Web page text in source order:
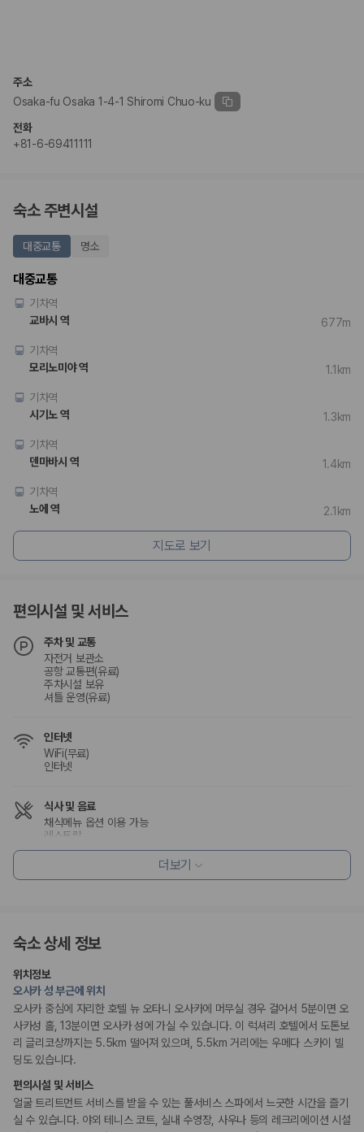
수준을 선택할 수 있습니다.
3. 제주공항 접근성과 셔틀 조건을 함께 확인하세요
제주 렌트카는 차량 인수 위치와 셔틀 편의성에 따라 실제 이용 만족도가
제주도 렌트카 차종별 가격비교
경차·소형차
혼자 또는 2인 여행에 적합하며 제주 렌트카 최저가를 찾는 사용자
가 가장 먼저 비교하는 차종입니다.
준중형·중형차
커플·친구 여행에서 많이 선택되며 가격과 승차감의 균형이 좋은 차
종입니다.
가족 여행, 짐이 많은 여행, 장거리 이동에 적합하며 보험 조건과 차
량 연식을 함께 비교하는 것이 좋습니다.
단체 여행이나 4인 이상 가족 여행에 적합하며 인원수, 짐 공간, 보
험 조건을 함께 확인해야 합니다.
제주렌트카 보험까지 비교해야 진짜 가격비교입
니다
동일한 차량이라도 보험 조건에 따라 실제 부담 금액이 달라질 수 있습니
건을 함께 확인할 수 있도록 돕습니다.
슈퍼자차:더 높은 보장 조건을 원하는 사용자에게 적합합니다.
2000만 고객이 선택한 렌트카 가격비교 플랫폼
카모아는 제주렌트카부터 국내·해외 렌트카까지 비교할 수 있는 렌트카 가
격비교 플랫폼입니다.
누적 이용 고객수
20,871,562
사용자 리뷰
175,206
67,123대
전국 렌트카 지점
1,829개
제주렌트카 가격비교 자주 묻는 질문
보험 조건, 예약 가능 차량을 한 번에 비교할 수 있습니다.
Q. 제주 렌트카 최저가는 무엇을 기준으로 비교해야 하나요?
Q. 제주공항 근처 렌트카도 비교할 수 있나요?
Q. 제주 렌트카 가격비교 시 보험도 함께 비교할 수 있나요?
Q. 가족 여행에는 어떤 제주 렌트카를 비교해야 하나요?
제주렌트카 가격비교 주요 링크
제주 렌트카 예약
국내 렌트카 가격비교
해외 렌트카 가격비교
주소
Osaka-fu Osaka 1-4-1 Shiromi Chuo-ku
전화
+81-6-69411111
숙소 주변시설
대중교통 명소
대중교통
기차역
교바시 역
677m
기차역
모리노미야 역
1.1km
기차역
시기노 역
1.3km
기차역
덴마바시 역
1.4km
기차역
노에 역
2.1km
지도로 보기
편의시설 및 서비스
주차 및 교통
자전거 보관소
공항 교통편(유료)
주차시설 보유
셔틀 운영(유료)
인터넷
WiFi(무료)
인터넷
식사 및 음료
채식메뉴 옵션 이용 가능
레스토랑
조식 제공
시설 내 쇼핑몰
시설 내 미술관
리셉션 서비스
리무진 또는 타운카 서비스 이용가능
포터/벨보이
다국어 구사 가능 직원
콘시어지 서비스
짐 보관 서비스
드라이클리닝/세탁서비스
더보기
숙소 상세 정보
위치정보
오사카 성 부근에 위치
오사카 중심에 자리한 호텔 뉴 오타니 오사카에 머무실 경우 걸어서 5분이면 오
사카성 홀, 13분이면 오사카 성에 가실 수 있습니다. 이 럭셔리 호텔에서 도톤보
리 글리코상까지는 5.5km 떨어져 있으며, 5.5km 거리에는 우메다 스카이 빌
딩도 있습니다.
편의시설 및 서비스
얼굴 트리트먼트 서비스를 받을 수 있는 풀서비스 스파에서 느긋한 시간을 즐기
실 수 있습니다. 야외 테니스 코트, 실내 수영장, 사우나 등의 레크리에이션 시설